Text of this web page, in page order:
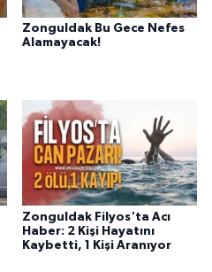
Zonguldak Bu Gece Nefes
Alamayacak!
Zonguldak Filyos'ta Acı
Haber: 2 Kişi Hayatını
Kaybetti, 1 Kişi Aranıyor